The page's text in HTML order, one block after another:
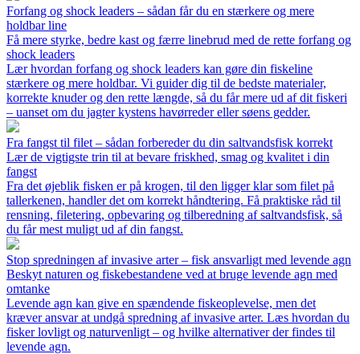
Forfang og shock leaders – sådan får du en stærkere og mere
holdbar line
Få mere styrke, bedre kast og færre linebrud med de rette forfang og
shock leaders
Lær hvordan forfang og shock leaders kan gøre din fiskeline
stærkere og mere holdbar. Vi guider dig til de bedste materialer,
korrekte knuder og den rette længde, så du får mere ud af dit fiskeri
– uanset om du jagter kystens havørreder eller søens gedder.
Fra fangst til filet – sådan forbereder du din saltvandsfisk korrekt
Lær de vigtigste trin til at bevare friskhed, smag og kvalitet i din
fangst
Fra det øjeblik fisken er på krogen, til den ligger klar som filet på
tallerkenen, handler det om korrekt håndtering. Få praktiske råd til
rensning, filetering, opbevaring og tilberedning af saltvandsfisk, så
du får mest muligt ud af din fangst.
Stop spredningen af invasive arter – fisk ansvarligt med levende agn
Beskyt naturen og fiskebestandene ved at bruge levende agn med
omtanke
Levende agn kan give en spændende fiskeoplevelse, men det
kræver ansvar at undgå spredning af invasive arter. Læs hvordan du
fisker lovligt og naturvenligt – og hvilke alternativer der findes til
levende agn.